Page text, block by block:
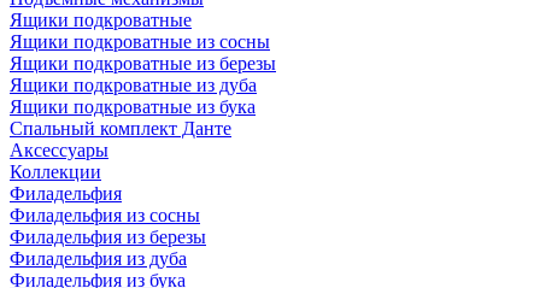
Ящики подкроватные
Ящики подкроватные из сосны
Ящики подкроватные из березы
Ящики подкроватные из дуба
Ящики подкроватные из бука
Спальный комплект Данте
Аксессуары
Коллекции
Филадельфия
Филадельфия из сосны
Филадельфия из березы
Филадельфия из дуба
Филадельфия из бука